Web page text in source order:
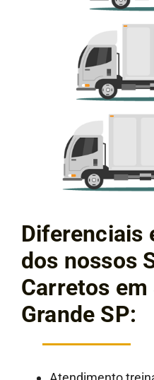
Diferenciais
dos nossos
Carretos em
Grande SP: